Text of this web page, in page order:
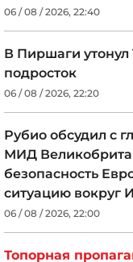
06 / 08 / 2026, 22:40
В Пиршаги утонул
подросток
06 / 08 / 2026, 22:20
Рубио обсудил с
МИД
безопасность
ситуацию вокруг
06 / 08 / 2026, 22:00
Топорная